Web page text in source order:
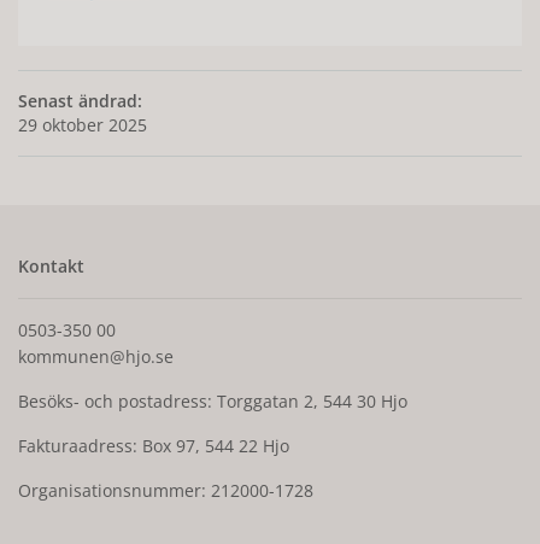
Senast ändrad:
29 oktober 2025
Kontakt
0503-350 00
kommunen@hjo.se
Besöks- och postadress: Torggatan 2, 544 30 Hjo
Fakturaadress: Box 97, 544 22 Hjo
Organisationsnummer: 212000-1728